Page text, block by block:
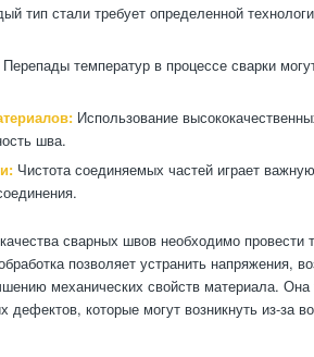
тип стали требует определенной
Перепады температур в процессе сварки
Использование
шва.
Чистота соединяемых частей играет
сварных швов необходимо провести
позволяет устранить напряжения,
механических свойств материала. Она
дефектов, которые могут возникнуть из-за